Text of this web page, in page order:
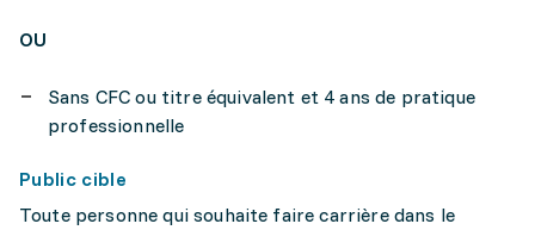
OU
Sans CFC ou titre équivalent et 4 ans de pratique
professionnelle
Public cible
Toute personne qui souhaite faire carrière dans le